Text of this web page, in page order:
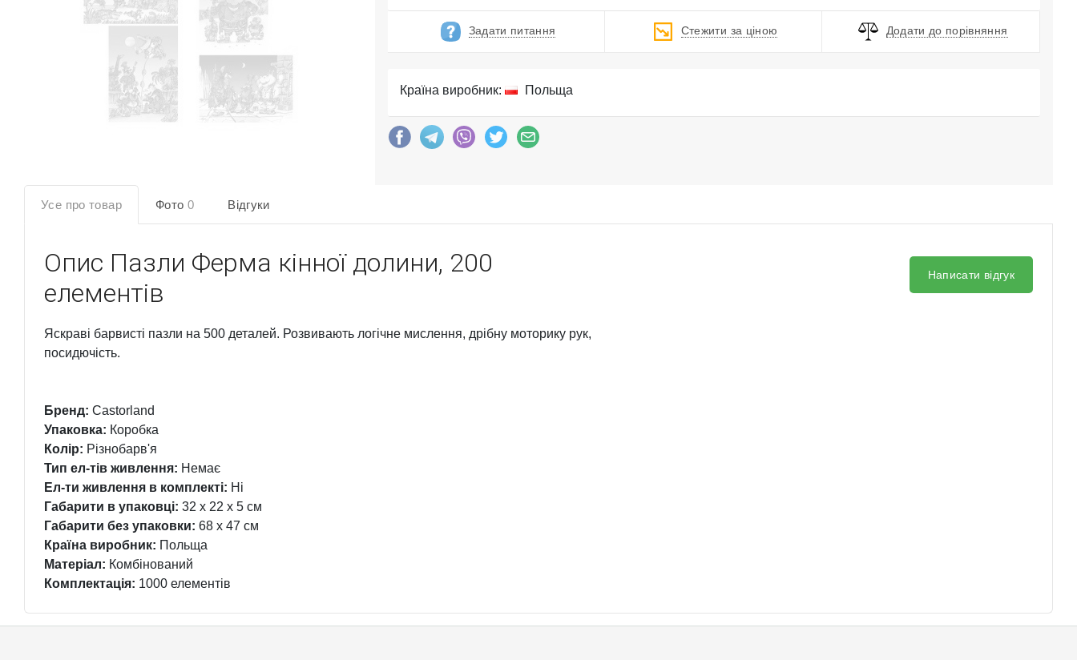
Задати питання Стежити за ціною Додати до порівняння
Країна виробник: Польща
Усе про товар Фото 0 Відгуки
Опис Пазли Ферма кінної долини, 200
елементів
Яскраві барвисті пазли на 500 деталей. Розвивають логічне мислення, дрібну моторику рук,
посидючість.
Бренд: Castorland
Упаковка: Коробка
Колір: Різнобарв'я
Тип ел-тів живлення: Немає
Ел-ти живлення в комплекті: Ні
Габарити в упаковці: 32 x 22 x 5 см
Габарити без упаковки: 68 x 47 см
Країна виробник: Польща
Матеріал: Комбінований
Комплектація: 1000 елементів
Написати відгук